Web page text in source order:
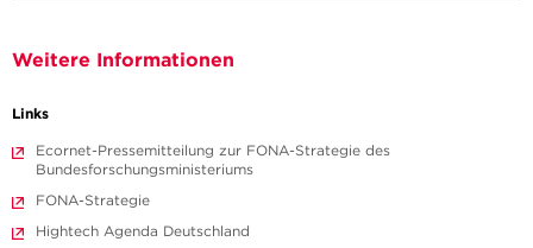
Weitere Informationen
Links
Ecornet-Pressemitteilung zur FONA-Strategie des
Bundesforschungsministeriums
FONA-Strategie
Hightech Agenda Deutschland